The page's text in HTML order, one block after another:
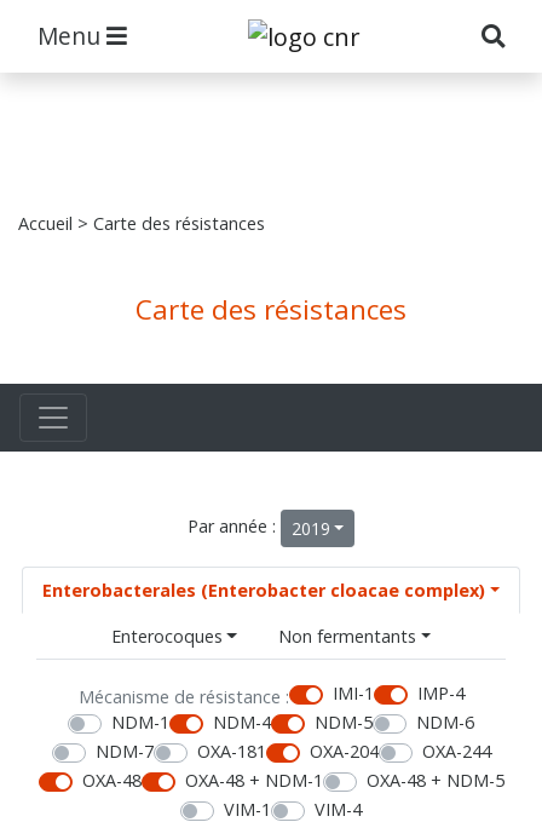
Menu
Accueil > Carte des résistances
Carte des résistances
Par année : 2019
Enterobacterales (Enterobacter cloacae complex)
Enterocoques
Non fermentants
Mécanisme de résistance : IMI-1
IMP-4
NDM-1
NDM-4 NDM-5
NDM-6
NDM-7
OXA-181 OXA-204
OXA-244
OXA-48
OXA-48 + NDM-1
OXA-48 + NDM-5
VIM-1
VIM-4